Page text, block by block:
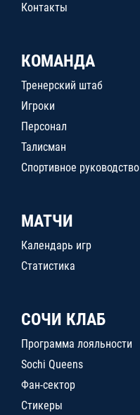
Контакты
КОМАНДА
Тренерский штаб
Игроки
Персонал
Талисман
Спортивное руководство
МАТЧИ
Календарь игр
Статистика
СОЧИ КЛАБ
Программа лояльности
Sochi Queens
Фан-сектор
Стикеры